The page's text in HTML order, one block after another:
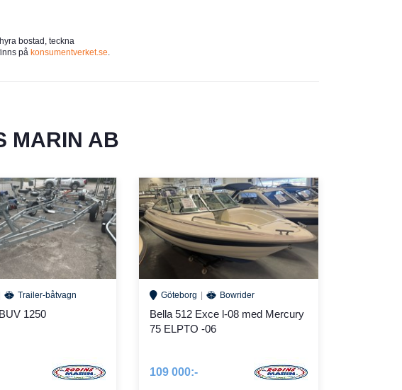
bostad, teckna
på konsumentverket.se.
MARIN AB
Trailer-båtvagn
1250
Göteborg Bowrider
Bella 512 Exce l-08 med Mercury
75 ELPTO -06
109 000:-